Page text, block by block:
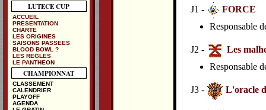
J1 -
FORCE
Responsable
J2 -
Les
Responsable
J3 - L'oracle
LUTECE CUP
ACCUEIL
PRESENTATION
CHARTE
LES ORIGINES
SAISONS PASSEES
BLOOD BOWL ?
LES REGLES
LE PANTHEON
CHAMPIONNAT
CLASSEMENT
CALENDRIER
PLAYOFF
AGENDA